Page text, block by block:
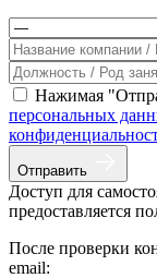
Нажимая
персональных
Отправить
Доступ для
предоставляется
После проверки
email: